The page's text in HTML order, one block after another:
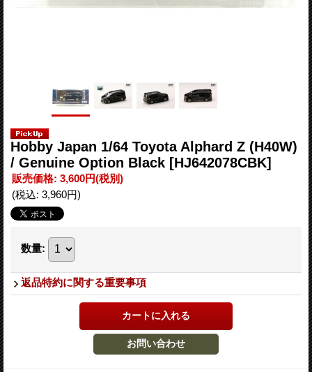
Hobby Japan 1/64 Toyota Alphard Z (H40W)
/ Genuine Option Black [HJ642078CBK]
販売価格: 3,600円(税別)
(税込: 3,960円)
数量:
返品特約に関する重要事項